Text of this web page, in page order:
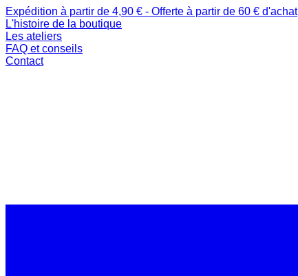
Expédition à partir de 4,90 € - Offerte à partir de 60 € d'achat
L'histoire de la boutique
Les ateliers
FAQ et conseils
Contact